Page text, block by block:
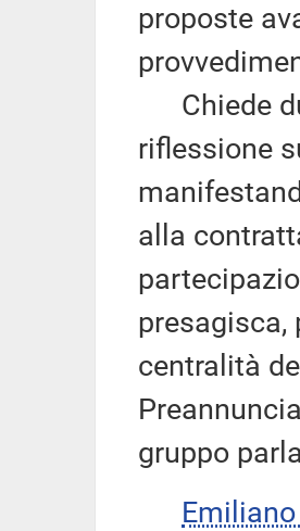
proposte
Chiede
riflessione
alla
centralità
gruppo
Emiliano